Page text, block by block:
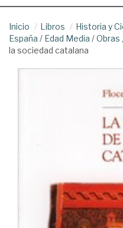
Inicio Libros Historia y
España / Edad Media /Obras
la sociedad catalana